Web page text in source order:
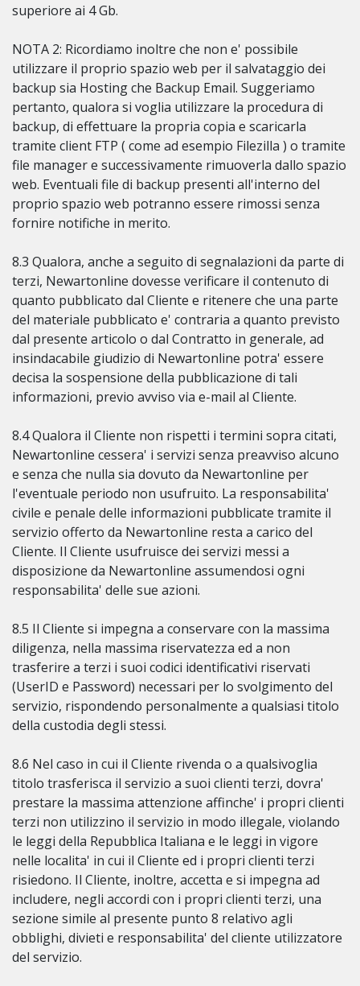
superiore ai 4 Gb.
NOTA 2: Ricordiamo inoltre che non e' possibile
utilizzare il proprio spazio web per il salvataggio dei
backup sia Hosting che Backup Email. Suggeriamo
pertanto, qualora si voglia utilizzare la procedura di
backup, di effettuare la propria copia e scaricarla
tramite client FTP ( come ad esempio Filezilla ) o tramite
file manager e successivamente rimuoverla dallo spazio
web. Eventuali file di backup presenti all'interno del
proprio spazio web potranno essere rimossi senza
fornire notifiche in merito.
8.3 Qualora, anche a seguito di segnalazioni da parte di
terzi, Newartonline dovesse verificare il contenuto di
quanto pubblicato dal Cliente e ritenere che una parte
del materiale pubblicato e' contraria a quanto previsto
dal presente articolo o dal Contratto in generale, ad
insindacabile giudizio di Newartonline potra' essere
decisa la sospensione della pubblicazione di tali
informazioni, previo avviso via e-mail al Cliente.
8.4 Qualora il Cliente non rispetti i termini sopra citati,
Newartonline cessera' i servizi senza preavviso alcuno
e senza che nulla sia dovuto da Newartonline per
l'eventuale periodo non usufruito. La responsabilita'
civile e penale delle informazioni pubblicate tramite il
servizio offerto da Newartonline resta a carico del
Cliente. Il Cliente usufruisce dei servizi messi a
disposizione da Newartonline assumendosi ogni
responsabilita' delle sue azioni.
8.5 Il Cliente si impegna a conservare con la massima
diligenza, nella massima riservatezza ed a non
trasferire a terzi i suoi codici identificativi riservati
(UserID e Password) necessari per lo svolgimento del
servizio, rispondendo personalmente a qualsiasi titolo
della custodia degli stessi.
8.6 Nel caso in cui il Cliente rivenda o a qualsivoglia
titolo trasferisca il servizio a suoi clienti terzi, dovra'
prestare la massima attenzione affinche' i propri clienti
terzi non utilizzino il servizio in modo illegale, violando
le leggi della Repubblica Italiana e le leggi in vigore
nelle localita' in cui il Cliente ed i propri clienti terzi
risiedono. Il Cliente, inoltre, accetta e si impegna ad
includere, negli accordi con i propri clienti terzi, una
sezione simile al presente punto 8 relativo agli
obblighi, divieti e responsabilita' del cliente utilizzatore
del servizio.